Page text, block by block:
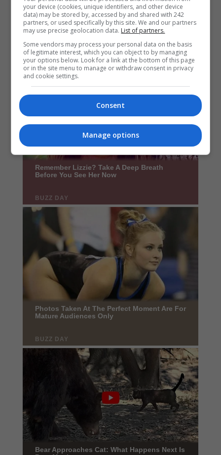
your device (cookies, unique identifiers, and other device
data) may be stored by, accessed by and shared with 242
partners, or used specifically by this site. We and our partners
may use precise geolocation data. List of partners.
Some vendors may process your personal data on the basis
of legitimate interest, which you can object to by managing
your options below. Look for a link at the bottom of this page
or in the site menu to manage or withdraw consent in privacy
and cookie settings.
Consent
Manage options